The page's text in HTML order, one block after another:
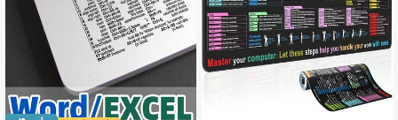
#1 Más vendidos
en Accesorios de oficina